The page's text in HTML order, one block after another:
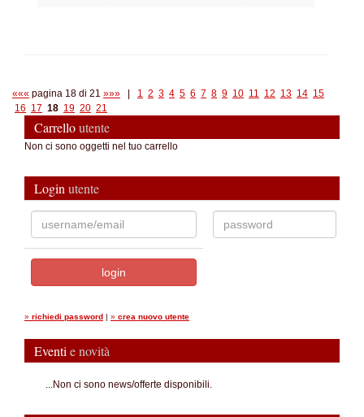
««« pagina 18 di 21 »»» 1 2 3 4 5 6 7 8 9 10 11 12 13 14 15
16 17 18 19 20 21
Carrelloutente
Non ci sono oggetti nel tuo carrello
Login utente
» richiedi password | » crea nuovo utente
Eventi e novità
...Non ci sono news/offerte disponibili.